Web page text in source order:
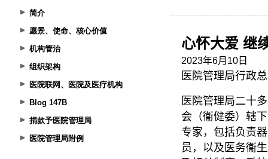
简介
愿景、使命、核心价值
机构管治
组织架构
医院联网、医院及医疗机构
Blog 147B
捐款予医院管理局
医院管理局附例